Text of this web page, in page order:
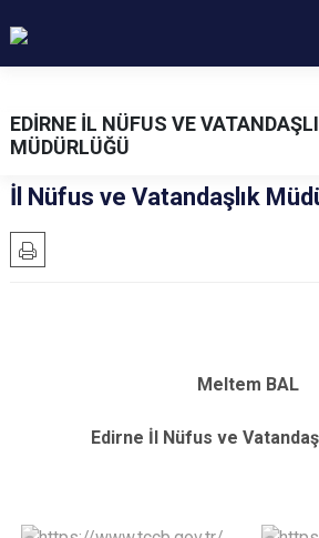
EDİRNE İL NÜFUS VE
MÜDÜRLÜĞÜ
İl Nüfus ve Vatandaşlık
Meltem BAL
Edirne İl Nüfus ve